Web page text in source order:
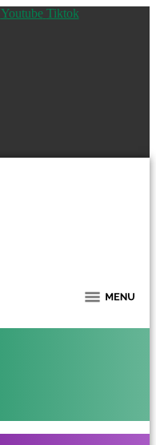
Youtube Tiktok